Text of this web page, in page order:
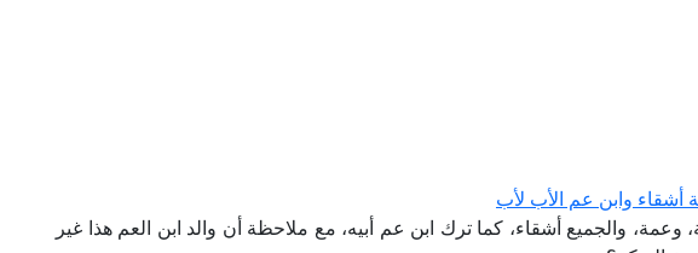
وابن عم الأب لأب
والجميع أشقاء، كما ترك ابن عم أبيه، مع ملاحظة أن والد ابن العم هذا غير